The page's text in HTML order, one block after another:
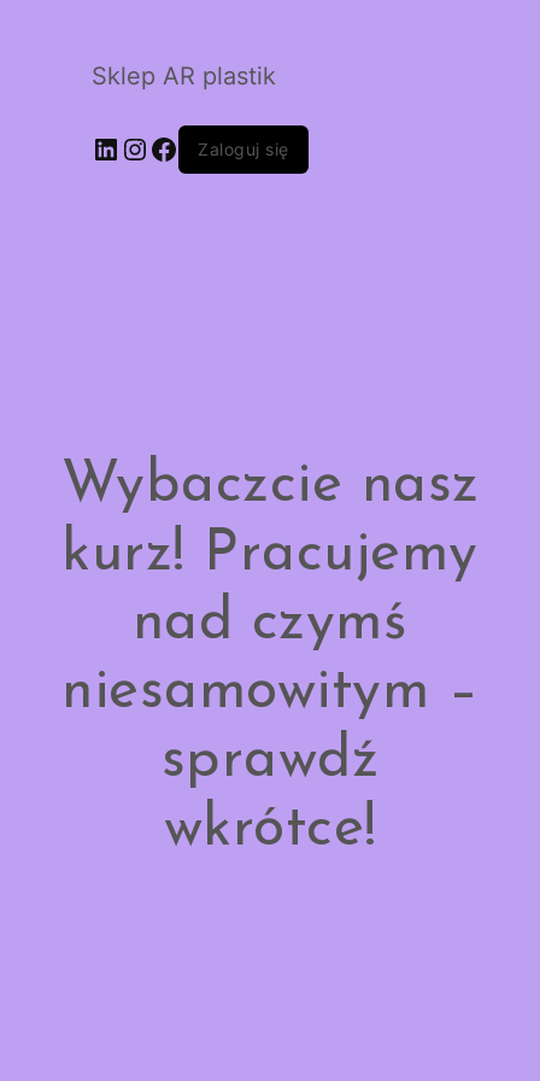
Sklep AR plastik
LinkedIn
Instagram
Facebook
Zaloguj się
Wybaczcie nasz
kurz! Pracujemy
nad czymś
niesamowitym –
sprawdź
wkrótce!